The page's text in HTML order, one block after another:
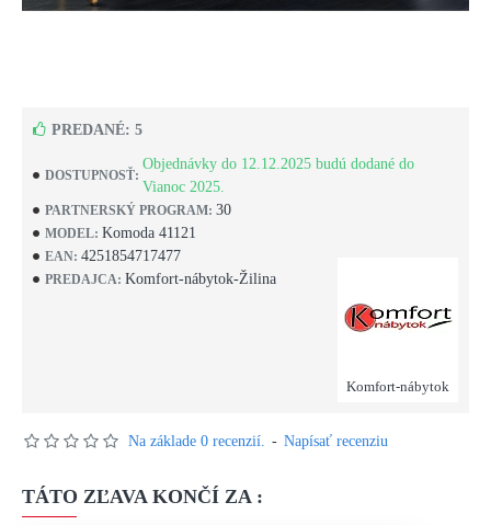
DOSTUPNOSŤ:
Objednávky do 12.12.2025 budú dodané do
Vianoc 2025.
PARTNERSKÝ PROGRAM: 30
MODEL: Komoda 41121
EAN: 4251854717477
PREDAJCA: Komfort-nábytok-Žilina
Komfort-nábytok
PREDANÉ: 5
Na základe 0 recenzií. - Napísať recenziu
TÁTO ZĽAVA KONČÍ ZA :